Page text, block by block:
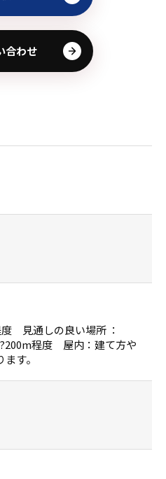
合わせ
見通しの良い場所 ：
程度 屋内：建て方や
す。